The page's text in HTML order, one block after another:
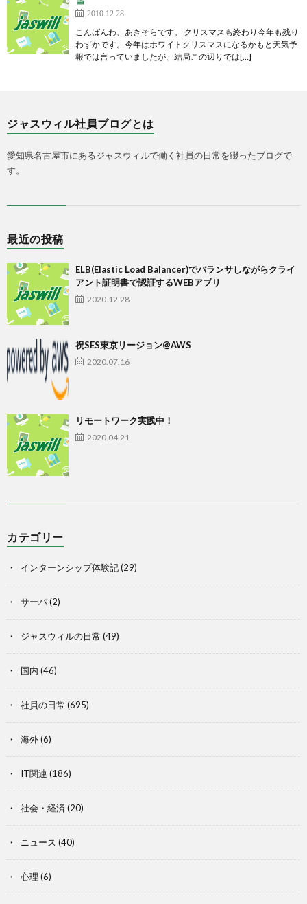
2010.12.28
こんばんわ、あきそらです。 クリスマスも終わり今年も残り
わずかです。今年はホワイトクリスマスになるかもと天気予
報では言っていましたが、結局この辺りでは[…]
ジャスウィル社員ブログとは
愛知県名古屋市にあるジャスウィルで働く社員の日常を綴ったブログで
す。
最近の投稿
ELB(Elastic Load Balancer)でバランサしながらクライ
アント証明書で認証するWEBアプリ
2020.12.28
祝SES東京リージョン@AWS
2020.07.16
リモートワーク実践中！
2020.04.21
カテゴリー
インターンシップ体験記(29)
サーバ(2)
ジャスウィルの日常 (49)
国内 (46)
社員の日常 (695)
海外(6)
IT関連 (186)
社会・経済 (20)
ニュース (40)
心理 (6)